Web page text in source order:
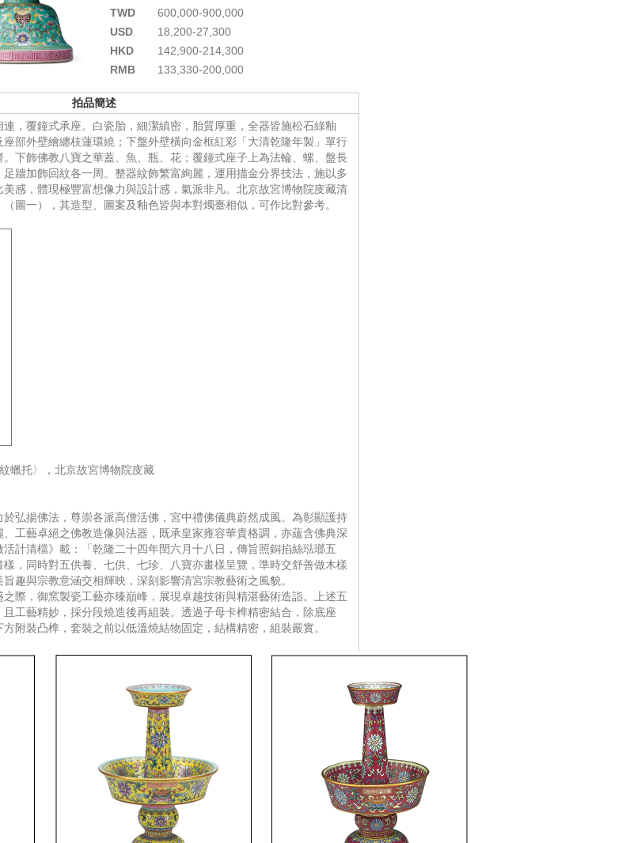
TWD
600,000-900,000
USD
18,200-27,300
HKD
142,900-214,300
RMB
133,330-200,000
拍品簡述
，覆鐘式承座。白瓷胎，細潔縝密，胎質厚重，全器皆施松石綠釉
部外壁繪纏枝蓮環繞；下盤外壁橫向金框紅彩「大清乾隆年製」單行
下飾佛教八寶之華蓋、魚、瓶、花；覆鐘式座子上為法輪、螺、盤長
牆加飾回紋各一周。整器紋飾繁富絢麗，運用描金分界技法，施以多
感，體現極豐富想像力與設計感，氣派非凡。北京故宮博物院庋藏清
圖一），其造型、圖案及釉色皆與本對燭臺相似，可作比對參考。
蠟托〉，北京故宮博物院庋藏
弘揚佛法，尊崇各派高僧活佛，宮中禮佛儀典蔚然成風。為彰顯護持
工藝卓絕之佛教造像與法器，既承皇家雍容華貴格調，亦蘊含佛典深
計清檔》載：「乾隆二十四年閏六月十八日，傳旨照銅掐絲琺瑯五
，同時對五供養、七供、七珍、八寶亦畫樣呈覽，準時交舒善做木樣
趣與宗教意涵交相輝映，深刻影響清宮宗教藝術之風貌。
際，御窯製瓷工藝亦臻巔峰，展現卓越技術與精湛藝術造詣。上述五
工藝精妙，採分段燒造後再組裝。透過子母卡榫精密結合，除底座
附裝凸榫，套裝之前以低溫燒結物固定，結構精密，組裝嚴實。